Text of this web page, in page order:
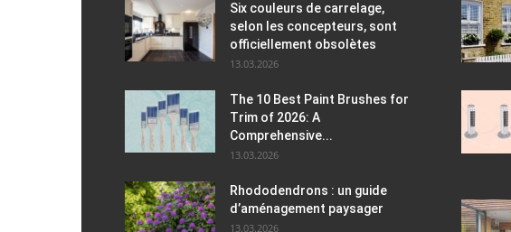
Six couleurs de carrelage,
selon les concepteurs, sont
officiellement obsolètes
13.03.2026
The 10 Best Paint Brushes for
Trim of 2026: A
Comprehensive...
13.03.2026
Rhododendrons : un guide
d’aménagement paysager
13.03.2026